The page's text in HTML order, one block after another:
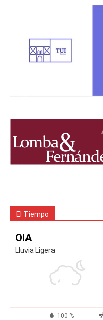
El Tiempo
OIA
Lluvia Ligera
100 %